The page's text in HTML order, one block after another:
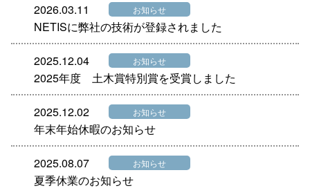
2026.03.11 お知らせ
NETISに弊社の技術が登録されました
2025.12.04 お知らせ
2025年度 土木賞特別賞を受賞しました
2025.12.02 お知らせ
年末年始休暇のお知らせ
2025.08.07 お知らせ
夏季休業のお知らせ